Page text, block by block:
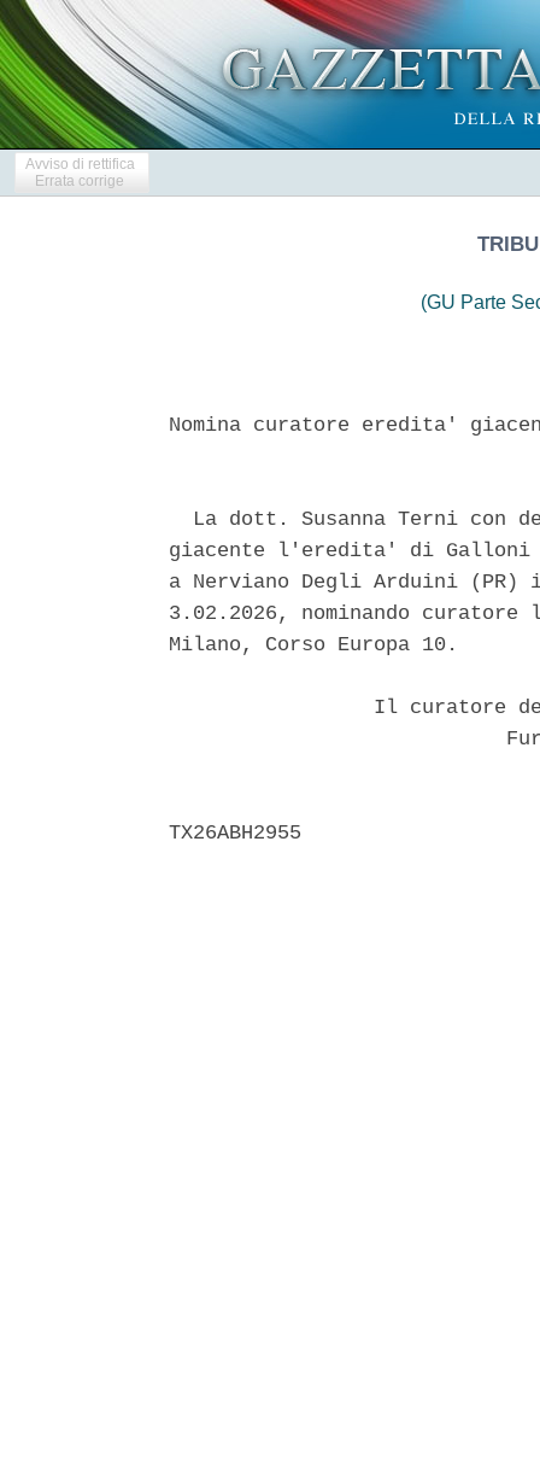
Avviso di rettifica
Errata corrige
(GU Parte
Nomina curatore eredita'
La dott. Susanna Terni con
giacente l'eredita' di Galloni
a Nerviano Degli Arduini
3.02.2026, nominando
Milano, Corso Europa 10.
Il curatore